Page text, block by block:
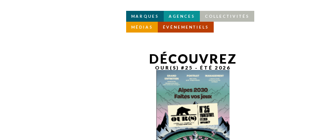
MARQUES AGENCES COLLECTIVITÉS
MÉDIAS ÉVÉNEMENTIELS
DÉCOUVREZ
OUR(S) #25 - ÉTÉ 2026